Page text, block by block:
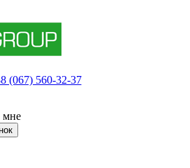
(067) 560-32-37
мне